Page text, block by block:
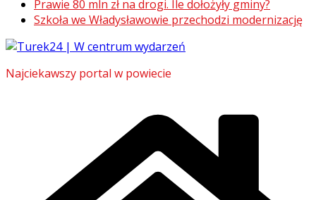
Prawie 80 mln zł na drogi. Ile dołożyły gminy?
Szkoła we Władysławowie przechodzi modernizację
Najciekawszy portal w powiecie